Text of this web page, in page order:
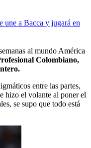
une a Bacca y jugará en
al mundo América
Colombiano,
entre las partes,
hizo el volante al poner el
se supo que todo está